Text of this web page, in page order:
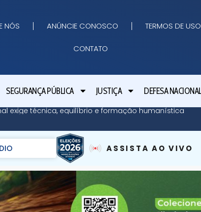
NÓS ANÚNCIE CONOSCO TERMOS DE USO
CONTATO
SEGURANÇA PÚBLICA JUSTIÇA DEFESA
exige técnica, equilíbrio e formação humanística
ASSISTA AO VIVO